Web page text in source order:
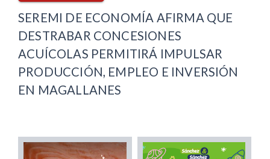
SEREMI DE ECONOMÍA AFIRMA QUE
DESTRABAR CONCESIONES
ACUÍCOLAS PERMITIRÁ IMPULSAR
PRODUCCIÓN, EMPLEO E INVERSIÓN
EN MAGALLANES